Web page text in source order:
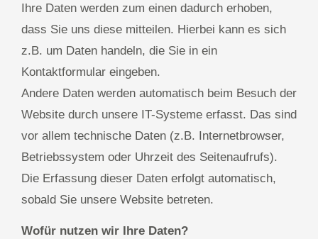
Ihre Daten werden zum einen dadurch erhoben,
dass Sie uns diese mitteilen. Hierbei kann es sich
z.B. um Daten handeln, die Sie in ein
Kontaktformular eingeben.
Andere Daten werden automatisch beim Besuch der
Website durch unsere IT-Systeme erfasst. Das sind
vor allem technische Daten (z.B. Internetbrowser,
Betriebssystem oder Uhrzeit des Seitenaufrufs).
Die Erfassung dieser Daten erfolgt automatisch,
sobald Sie unsere Website betreten.
Wofür nutzen wir Ihre Daten?